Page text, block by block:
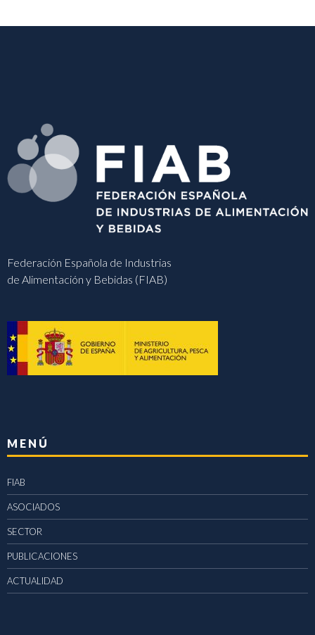
Federación Española de Industrias
de Alimentación y Bebidas (FIAB)
MENÚ
FIAB
ASOCIADOS
SECTOR
PUBLICACIONES
ACTUALIDAD